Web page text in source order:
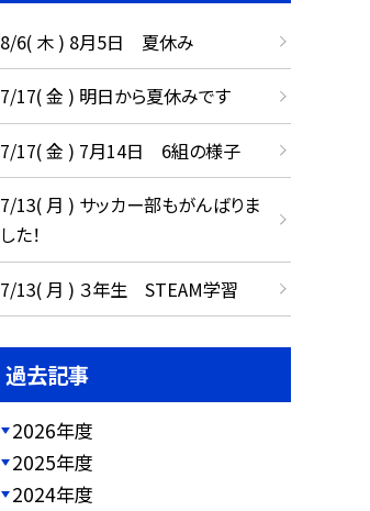
8/6( 木 ) 8月5日 夏休み
7/17( 金 ) 明日から夏休みです
7/17( 金 ) 7月14日 6組の様子
7/13( 月 ) サッカー部もがんばりま
した！
7/13( 月 ) ３年生 STEAM学習
過去記事
2026年度
2025年度
2024年度